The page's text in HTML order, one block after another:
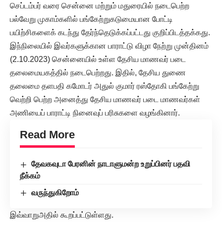
செப்டம்பர் வரை சென்னை மற்றும் மதுரையில் நடைபெற்ற
பல்வேறு முகாம்களில் பங்கேற்றுகடுமையான போட்டி
பயிற்சிகளைக் கடந்து தேர்ந்தெடுக்கப்பட்டது குறிப்பிடத்தக்கது.
இந்நிலையில் இவர்களுக்கான பாராட்டு விழா நேற்று முன்தினம்
(2.10.2023) சென்னையில் உள்ள தேசிய மாணவர் படை
தலைமையகத்தில் நடைபெற்றது. இதில், தேசிய துணை
தலைமை தளபதி கமோடர் அதுல் குமார் ரஸ்தோகி பங்கேற்று
வெற்றி பெற்ற அனைத்து தேசிய மாணவர் படை மாணவர்கள்
அணியைப் பாராட்டி நினைவுப் பரிசுகளை வழங்கினார்.
Read More
தேவகவுடா பேரனின் நாடாளுமன்ற உறுப்பினர் பதவி
நீக்கம்
வருந்துகிறோம்
இவ்வாறுஅதில் கூறப்பட்டுள்ளது.